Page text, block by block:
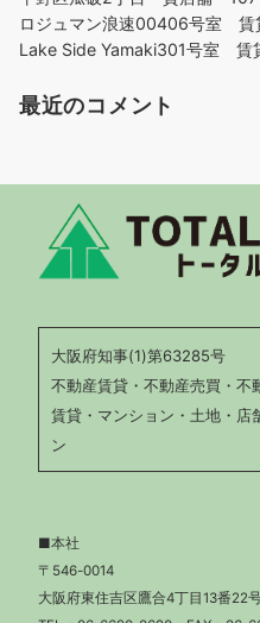
ロジュマン浪速00406号室 賃
Lake Side Yamaki301号室 賃
最近のコメント
大阪府知事(1)第63285号
不動産賃貸・不動産売買・不
賃貸・マンション・土地・店
ン
■本社
〒546-0014
大阪府東住吉区鷹合4丁目13番22